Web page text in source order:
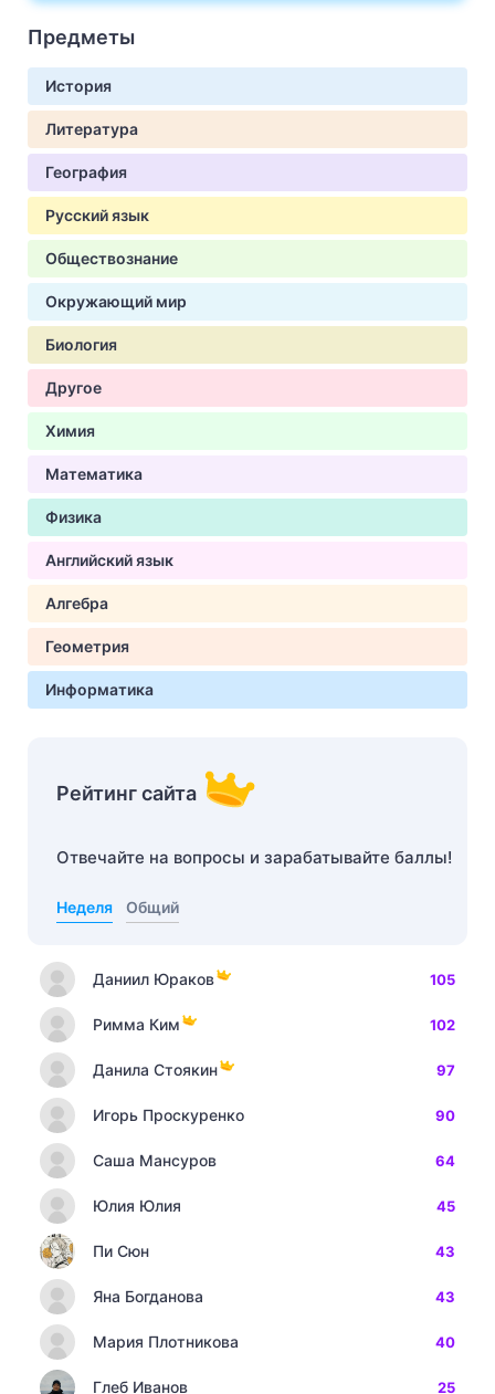
Предметы
История
Литература
География
Русский язык
Обществознание
Окружающий мир
Биология
Другое
Химия
Математика
Физика
Английский язык
Алгебра
Геометрия
Информатика
Рейтинг сайта
Отвечайте на вопросы и зарабатывайте баллы!
Неделя Общий
Даниил Юраков 105
Римма Ким 102
Данила Стоякин 97
Игорь Проскуренко 90
Саша Мансуров 64
Юлия Юлия 45
Пи Сюн 43
Яна Богданова 43
Мария Плотникова 40
Глеб Иванов 25